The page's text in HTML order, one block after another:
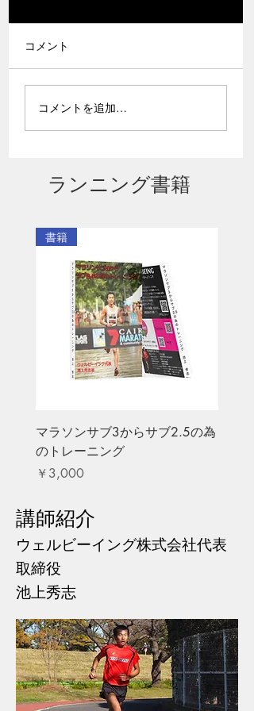
なにわ淀川マラソン応
援記
コメント
コメントを追加…
ランニング書籍
書籍
マラソンサブ3からサブ2.5の為
のトレーニング
価格
￥3,000
講師紹介
​ウェルビーイング株式会社代表
取締役
池上秀志